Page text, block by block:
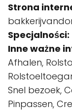
Strona
Specjalności:
Inne ważne
Afhalen,
Snel bezoek,
Pinpassen,